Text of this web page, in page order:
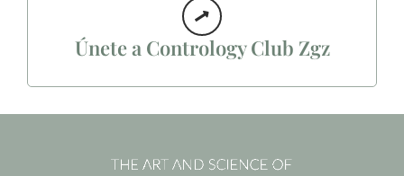
Únete a Contrology Club Zgz